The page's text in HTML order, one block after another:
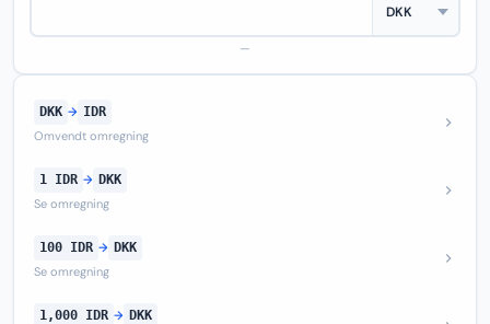
—
DKK → IDR
Omvendt omregning
1 IDR → DKK
Se omregning
100 IDR → DKK
Se omregning
1,000 IDR → DKK